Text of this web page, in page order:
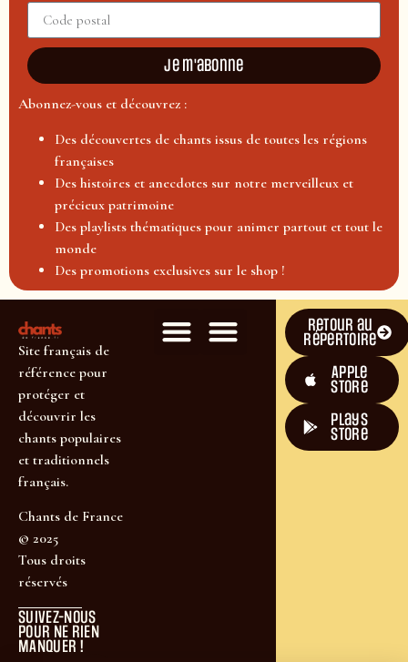
Je m'abonne
Abonnez-vous et découvrez :
Des découvertes de chants issus de toutes les régions
françaises
Des histoires et anecdotes sur notre merveilleux et
précieux patrimoine
Des playlists thématiques pour animer partout et tout le
monde
Des promotions exclusives sur le shop !
Site français de
référence pour
protéger et
découvrir les
chants populaires
et traditionnels
français.
Chants de France
© 2025
Tous droits
réservés
SUIVEZ-NOUS
POUR NE RIEN
MANQUER !
Retour au
répertoire
Apple
Store
plays
store